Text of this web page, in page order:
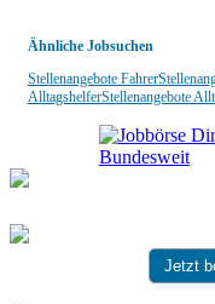
Ähnliche Jobsuchen
Stellenangebote Fahrer
AlltagshelferStellenangebote
Jetzt